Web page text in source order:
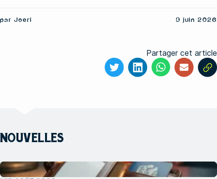
par Joeri 9 juin 2026
Partager cet article
NOUVELLES